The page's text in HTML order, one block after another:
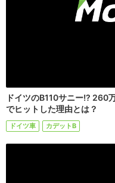
ドイツのB110サニー!? 260
でヒットした理由とは？
ドイツ車 カデットB